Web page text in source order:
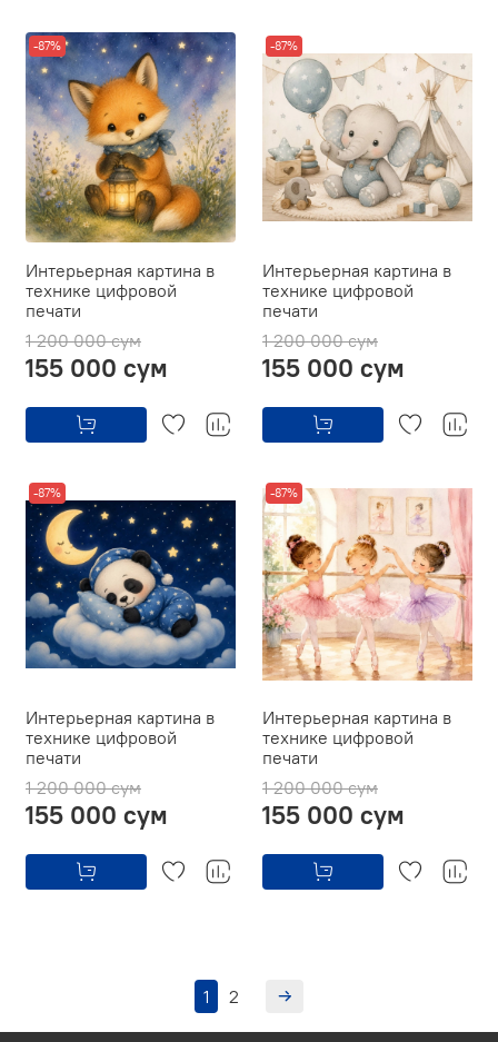
-87%
Интерьерная картина в
технике цифровой
печати
1 200 000 сум
155 000 сум
-87%
Интерьерная картина в
технике цифровой
печати
1 200 000 сум
155 000 сум
-87%
Интерьерная картина в
технике цифровой
печати
1 200 000 сум
155 000 сум
-87%
Интерьерная картина в
технике цифровой
печати
1 200 000 сум
155 000 сум
1 2